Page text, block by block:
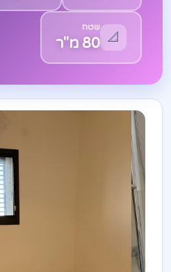
📐
שטח
80 מ"ר